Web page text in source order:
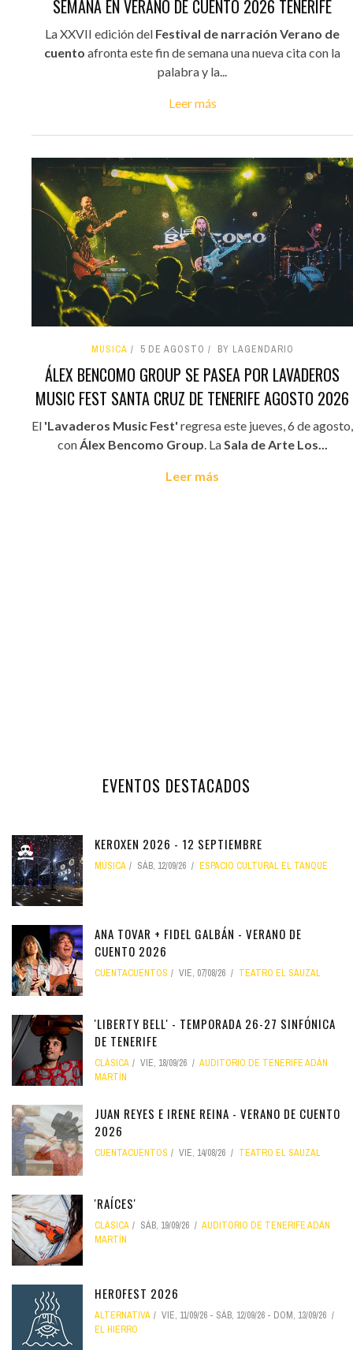
SEMANA EN VERANO DE CUENTO 2026 TENERIFE
La XXVII edición del Festival de narración Verano de
cuento afronta este fin de semana una nueva cita con la
palabra y la...
Leer más
MÚSICA 5 DE AGOSTO BY LAGENDARIO
ÁLEX BENCOMO GROUP SE PASEA POR LAVADEROS
MUSIC FEST SANTA CRUZ DE TENERIFE AGOSTO 2026
El 'Lavaderos Music Fest' regresa este jueves, 6 de agosto,
con Álex Bencomo Group . La Sala de Arte Los...
Leer más
EVENTOS DESTACADOS
KEROXEN 2026 - 12 SEPTIEMBRE
MÚSICA SÁB, 12/09/26 ESPACIO CULTURAL EL TANQUE
ANA TOVAR + FIDEL GALBÁN - VERANO DE
CUENTO 2026
CUENTACUENTOS VIE, 07/08/26 TEATRO EL SAUZAL
'LIBERTY BELL' - TEMPORADA 26-27 SINFÓNICA
DE TENERIFE
CLÁSICA VIE, 18/09/26
AUDITORIO DE TENERIFE ADÁN
MARTÍN
JUAN REYES E IRENE REINA - VERANO DE CUENTO
2026
CUENTACUENTOS VIE, 14/08/26 TEATRO EL SAUZAL
'RAÍCES'
CLÁSICA SÁB, 19/09/26
AUDITORIO DE TENERIFE ADÁN
MARTÍN
HEROFEST 2026
ALTERNATIVA VIE, 11/09/26 - SÁB, 12/09/26 - DOM, 13/09/26
EL HIERRO